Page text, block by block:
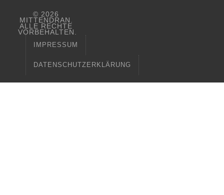
© 2026
MITTENDRAN.
ALLE RECHTE
VORBEHALTEN.
IMPRESSUM
DATENSCHUTZERKLÄRUNG